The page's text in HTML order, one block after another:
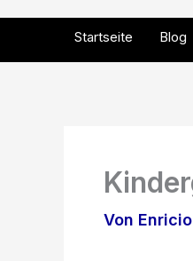
springen
Startseite Blog
Von